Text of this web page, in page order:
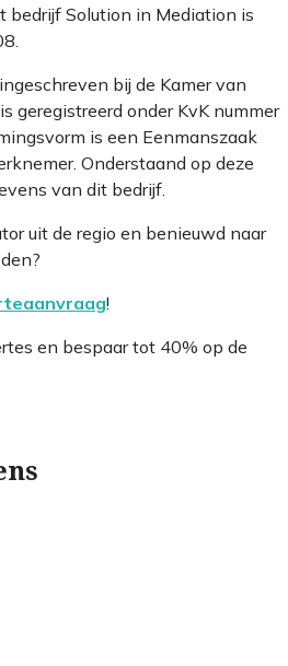
bedrijf Solution in Mediation is
bij de Kamer van
geregistreerd onder KvK nummer
is een Eenmanszaak
Onderstaand op deze
van dit bedrijf.
uit de regio en benieuwd naar
!
en bespaar tot 40% op de